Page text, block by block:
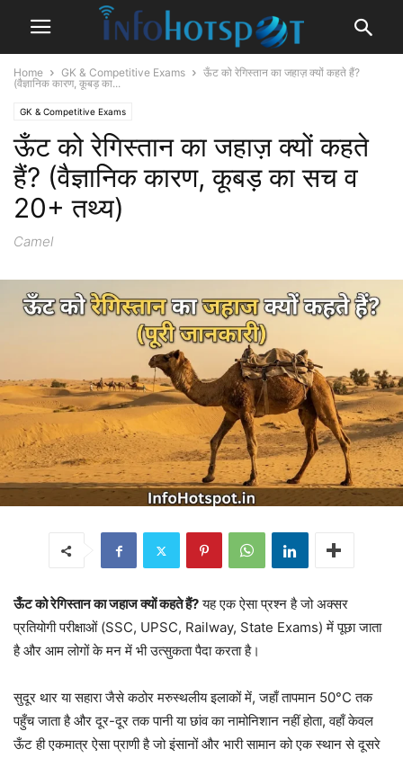
Home GK & Competitive Exams
ऊँट को रेगिस्तान का जहाज़ क्यों कहते हैं?
(वैज्ञानिक कारण, कूबड़ का...
GK & Competitive Exams
ऊँट को रेगिस्तान का जहाज़ क्यों कहते
हैं? (वैज्ञानिक कारण, कूबड़ का सच व
20+ तथ्य)
Camel
ऊँट को रेगिस्तान का जहाज क्यों कहते हैं?यह एक ऐसा प्रश्न है जो अक्सर
प्रतियोगी परीक्षाओं (SSC, UPSC, Railway, State Exams) में पूछा जाता
है और आम लोगों के मन में भी उत्सुकता पैदा करता है।
सुदूर थार या सहारा जैसे कठोर मरुस्थलीय इलाकों में, जहाँ तापमान 50°C तक
पहुँच जाता है और दूर-दूर तक पानी या छांव का नामोनिशान नहीं होता, वहाँ केवल
ऊँट ही एकमात्र ऐसा प्राणी है जो इंसानों और भारी सामान को एक स्थान से दूसरे